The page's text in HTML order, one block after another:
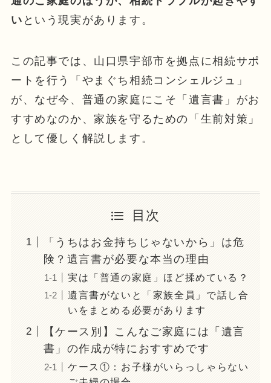
い という現実があります。
この記事では、山口県宇部市を拠点に相続サポ
ートを行う「やまぐち相続コンシェルジュ」
が、なぜ今、普通の家庭にこそ「遺言書」がお
すすめなのか、家族を守るための「生前対策」
として優しく解説します。
目次
「うちはお金持ちじゃないから」は危
険？遺言書が必要な本当の理由
実は「普通の家庭」ほど揉めている？
遺言書がないと「家族全員」で話し合
いをまとめる必要があります
【ケース別】こんなご家庭には「遺言
書」の作成が特におすすめです
ケース①：お子様がいらっしゃらない